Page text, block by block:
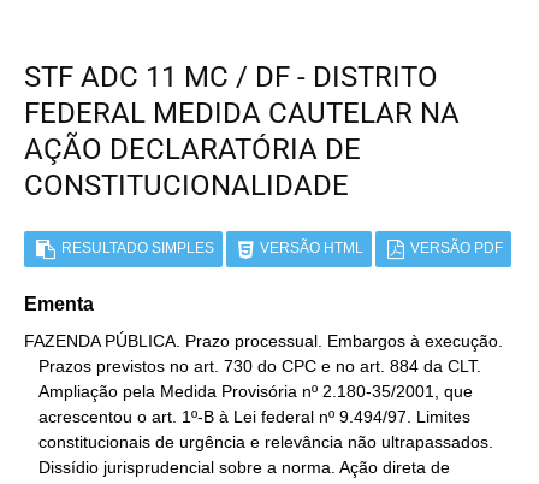
STF ADC 11 MC / DF - DISTRITO
FEDERAL MEDIDA CAUTELAR NA
AÇÃO DECLARATÓRIA DE
CONSTITUCIONALIDADE
RESULTADO SIMPLES VERSÃO HTML VERSÃO PDF
Ementa
FAZENDA PÚBLICA. Prazo processual. Embargos à execução.